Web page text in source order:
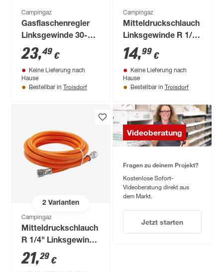
Campingaz
Gasflaschenregler
Linksgewinde 30-50
mbar R 1/4"
23,49 €
Keine Lieferung nach
Hause
Bestellbar in Troisdorf
Campingaz
Mitteldruckschlauch
Linksgewinde R 1/4"
Länge 0,8 m
14,99 €
Keine Lieferung nach
Hause
Bestellbar in Troisdorf
2Varianten
Campingaz
Mitteldruckschlauch
R 1/4" Linksgewinde
3 m
21,29 €
Videoberatung
Fragen zu deinem Projekt?
Kostenlose Sofort-
Videoberatung direkt aus
dem Markt.
Jetzt starten